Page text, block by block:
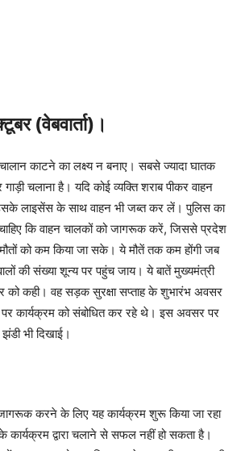
(वेबवार्ता)।
काटने का लक्ष्य न बनाए। सबसे ज्यादा घातक
गाड़ी चलाना है। यदि कोई व्यक्ति शराब पीकर वाहन
लाइसेंस के साथ वाहन भी जब्त कर लें। पुलिस का
चाहिए कि वाहन चालकों को जागरूक करें, जिससे प्रदेश
को कम किया जा सके। ये मौतें तक कम होंगी जब
की संख्या शून्य पर पहुंच जाय। ये बातें मुख्यमंत्री
को कही। वह सड़क सुरक्षा सप्ताह के शुभारंभ अवसर
कार्यक्रम को संबोधित कर रहे थे। इस अवसर पर
भी दिखाई।
करने के लिए यह कार्यक्रम शुरू किया जा रहा
कार्यक्रम द्वारा चलाने से सफल नहीं हो सकता है।